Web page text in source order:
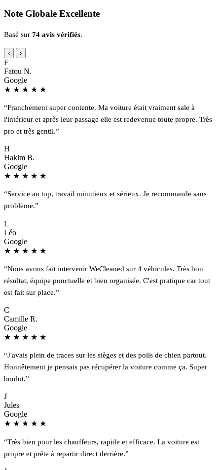
Note Globale Excellente
Basé sur 74 avis vérifiés.
‹ ›
F
Fatou N.
Google
★ ★ ★ ★ ★
“Franchement super contente. Ma voiture était vraiment sale à
l'intérieur et après leur passage elle est redevenue toute propre. Très
pro et très gentil.”
H
Hakim B.
Google
★ ★ ★ ★ ★
“Service au top, travail minutieux et sérieux. Je recommande sans
problème.”
L
Léo
Google
★ ★ ★ ★ ★
“Nous avons fait intervenir WeCleaned sur 4 véhicules. Très bon
résultat, équipe ponctuelle et bien organisée. C'est pratique car tout
est fait sur place.”
C
Camille R.
Google
★ ★ ★ ★ ★
“J'avais plein de traces sur les sièges et des poils de chien partout.
Honnêtement je pensais pas récupérer la voiture comme ça. Super
boulot.”
J
Jules
Google
★ ★ ★ ★ ★
“Très bien pour les chauffeurs, rapide et efficace. La voiture est
propre et prête à repartir direct derrière.”